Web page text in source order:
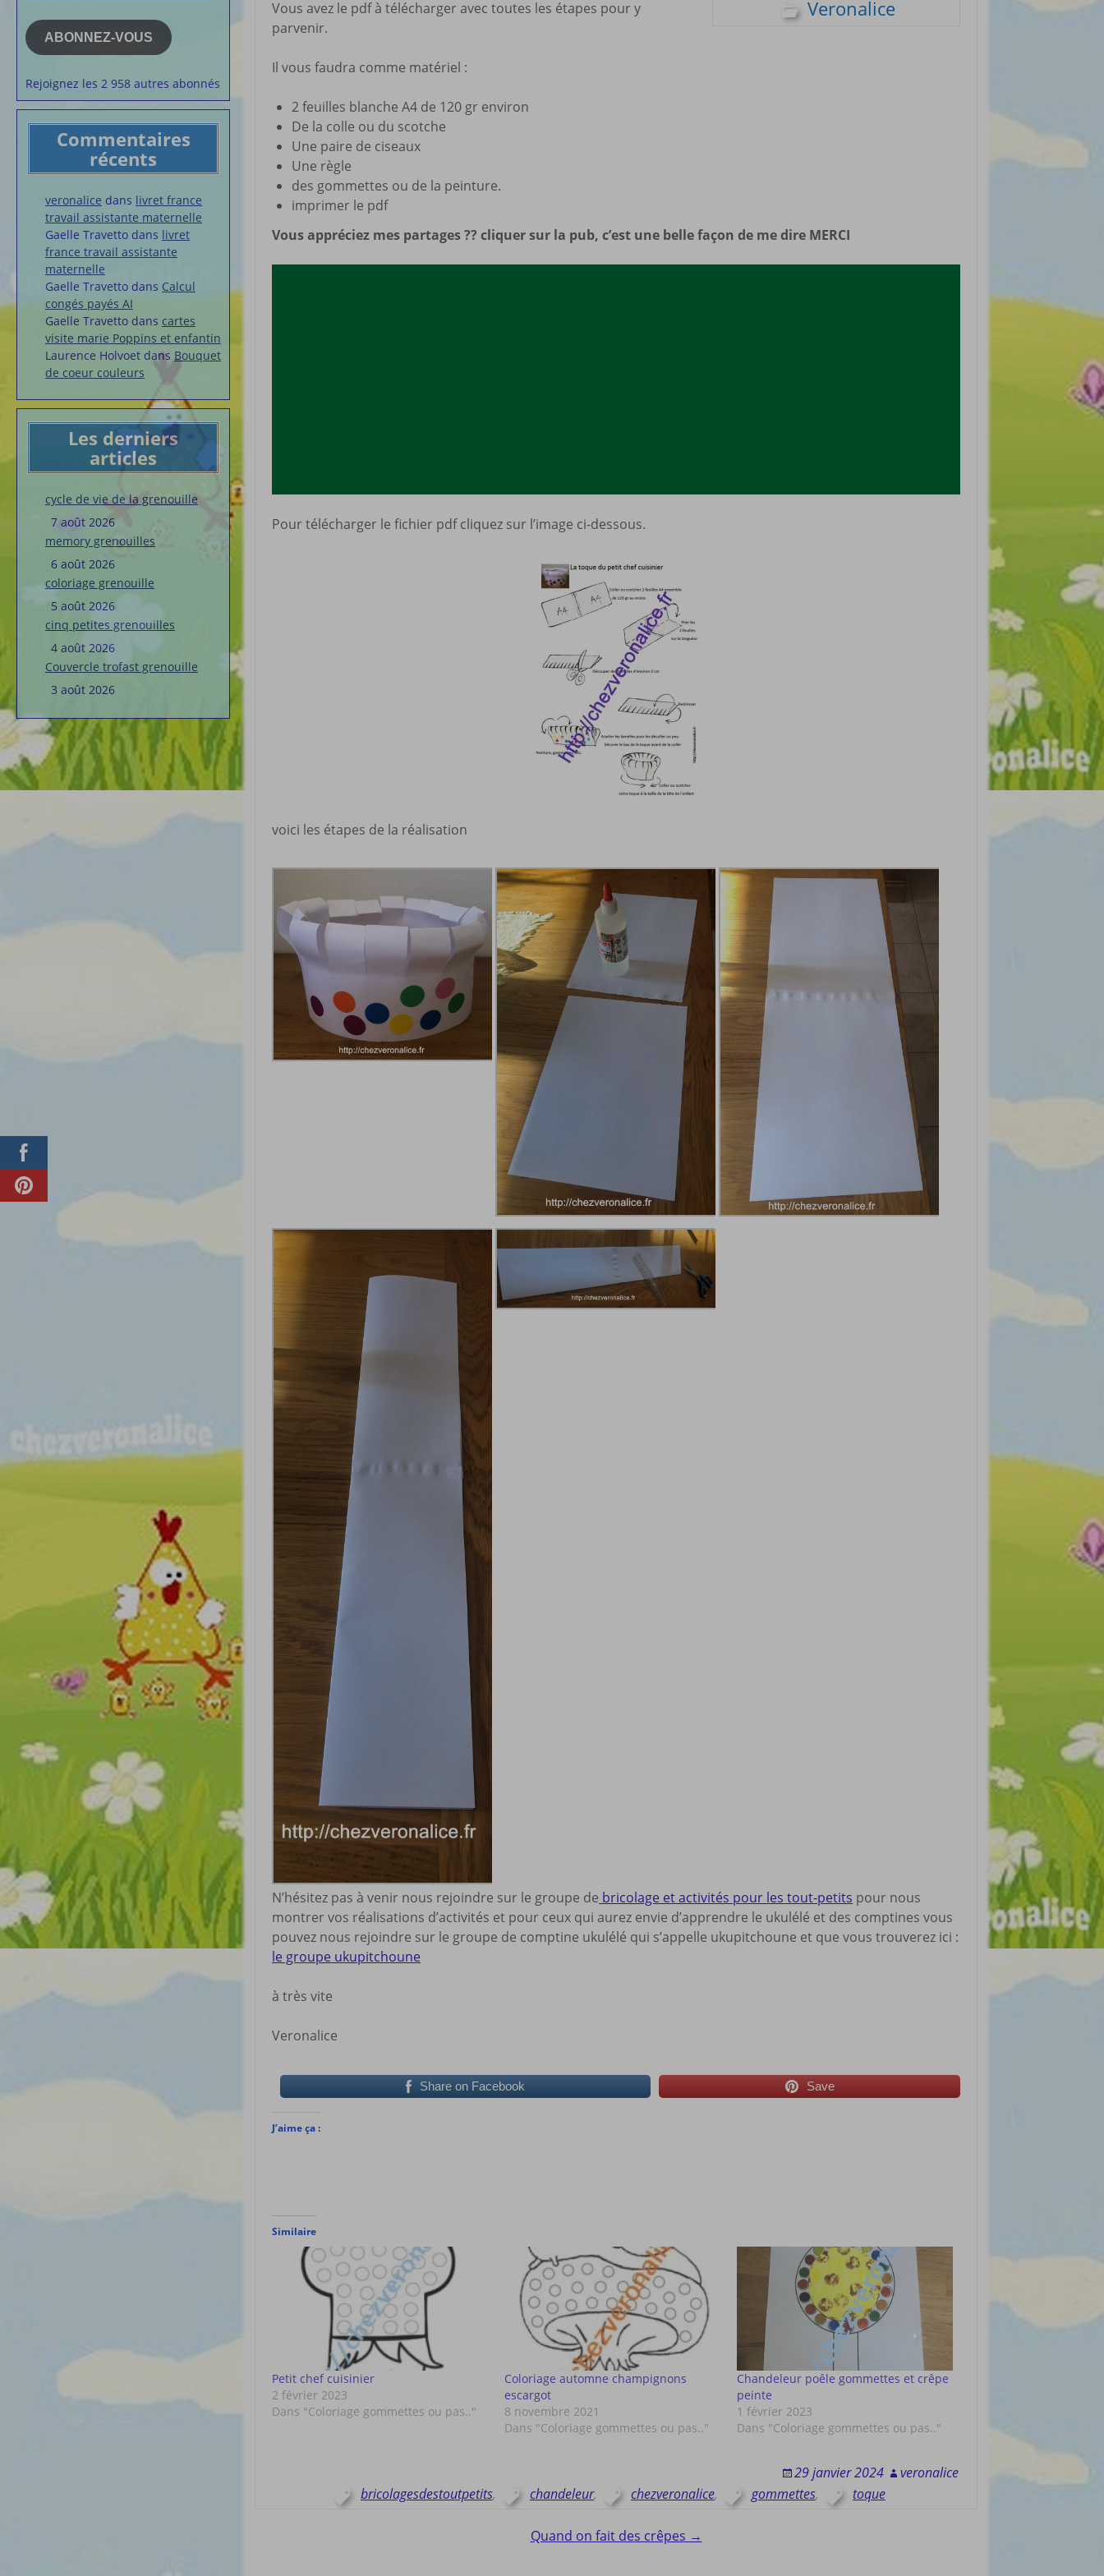
la semaine
Membres du site
Articles chez
veronalice
Mes articles préférés
mail
ABONNEZ-VOUS
Rejoignez les 2 958 autres abonnés
Commentaires
récents
veronalice dans livret france
travail assistante maternelle
Gaelle Travetto dans livret
france travail assistante
maternelle
Gaelle Travetto dans Calcul
congés payés AI
Gaelle Travetto dans cartes
visite marie Poppins et enfantin
Laurence Holvoet dans Bouquet
de coeur couleurs
Les derniers
articles
cycle de vie de la grenouille
7 août 2026
memory grenouilles
6 août 2026
coloriage grenouille
5 août 2026
cinq petites grenouilles
4 août 2026
Couvercle trofast grenouille
3 août 2026
Veronalice
Vous avez le pdf à télécharger avec toutes les étapes pour y
parvenir.
Il vous faudra comme matériel :
2 feuilles blanche A4 de 120 gr environ
De la colle ou du scotche
Une paire de ciseaux
Une règle
des gommettes ou de la peinture.
imprimer le pdf
Vous appréciez mes partages ?? cliquer sur la pub, c’est une belle façon de me dire MERCI
Pour télécharger le fichier pdf cliquez sur l’image ci-dessous.
voici les étapes de la réalisation
N’hésitez pas à venir nous rejoindre sur le groupe de bricolage et activités pour les tout-petits pour nous
montrer vos réalisations d’activités et pour ceux qui aurez envie d’apprendre le ukulélé et des comptines vous
pouvez nous rejoindre sur le groupe de comptine ukulélé qui s’appelle ukupitchoune et que vous trouverez ici :
le groupe ukupitchoune
à très vite
Veronalice
Share on Facebook Save
J’aime ça :
Similaire
Petit chef cuisinier
2 février 2023
Dans "Coloriage gommettes ou pas.."
Coloriage automne champignons
escargot
8 novembre 2021
Dans "Coloriage gommettes ou pas.."
Chandeleur poêle gommettes et crêpe
peinte
1 février 2023
Dans "Coloriage gommettes ou pas.."
29 janvier 2024
veronalice
bricolagesdestoutpetits, chandeleur, chezveronalice, gommettes, toque
Quand on fait des crêpes →